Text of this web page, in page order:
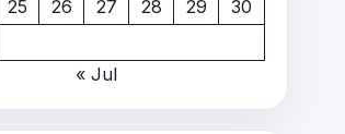
25 26 27 28 29
30
« Jul